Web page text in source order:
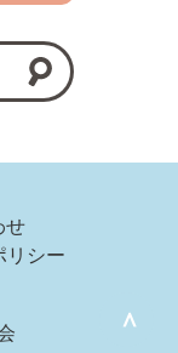
＞
せ
リシー